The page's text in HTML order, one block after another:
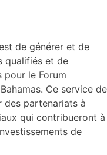
de générer et de
qualifiés et de
pour le Forum
Ce service de
des partenariats à
qui contribueront à
de